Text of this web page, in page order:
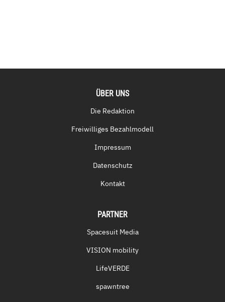
ÜBER UNS
Die Redaktion
Freiwilliges Bezahlmodell
Impressum
Datenschutz
Kontakt
PARTNER
Spacesuit Media
VISION mobility
LifeVERDE
spawntree